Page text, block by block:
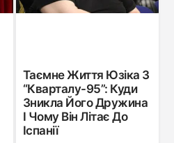
Таємне Життя Юзіка З
“Кварталу-95”: Куди
Зникла Його Дружина
І Чому Він Літає До
Іспанії